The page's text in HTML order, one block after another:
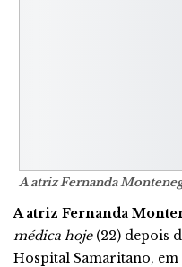
A atriz Fernanda
A atriz Fernanda
médica hoje(22) depois
Hospital Samaritano,